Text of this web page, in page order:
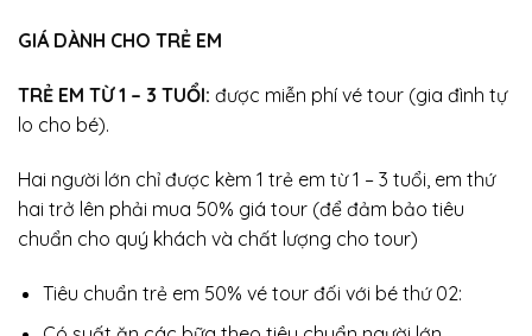
GIÁ DÀNH CHO TRẺ EM
TRẺ EM TỪ 1 – 3 TUỔI: được miễn phí vé tour (gia đình tự
lo cho bé).
Hai người lớn chỉ được kèm 1 trẻ em từ 1 – 3 tuổi, em thứ
hai trở lên phải mua 50% giá tour (để đảm bảo tiêu
chuẩn cho quý khách và chất lượng cho tour)
Tiêu chuẩn trẻ em 50% vé tour đối với bé thứ 02: